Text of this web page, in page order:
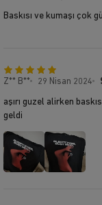
Baskısı ve kumaşı çok
Z** B** 29 Nisan 2024
aşırı guzel alirken
geldi